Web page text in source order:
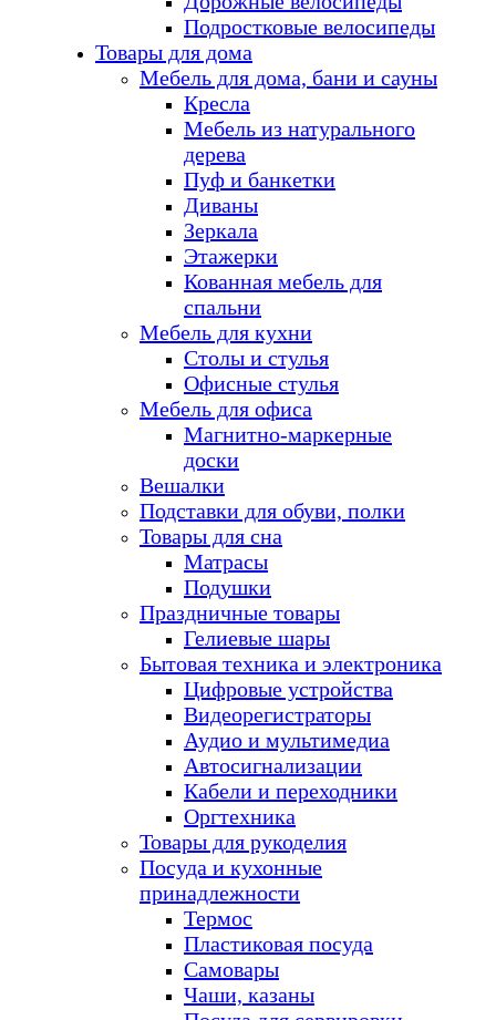
Подростковые велосипеды
Товары для дома
Мебель для дома, бани и сауны
Кресла
Мебель из натурального
дерева
Пуф и банкетки
Диваны
Зеркала
Этажерки
Кованная мебель для
спальни
Мебель для кухни
Столы и стулья
Офисные стулья
Мебель для офиса
Магнитно-маркерные
доски
Вешалки
Подставки для обуви, полки
Товары для сна
Матрасы
Подушки
Праздничные товары
Гелиевые шары
Бытовая техника и электроника
Цифровые устройства
Видеорегистраторы
Аудио и мультимедиа
Автосигнализации
Кабели и переходники
Оргтехника
Товары для рукоделия
Посуда и кухонные
принадлежности
Термос
Пластиковая посуда
Самовары
Чаши, казаны